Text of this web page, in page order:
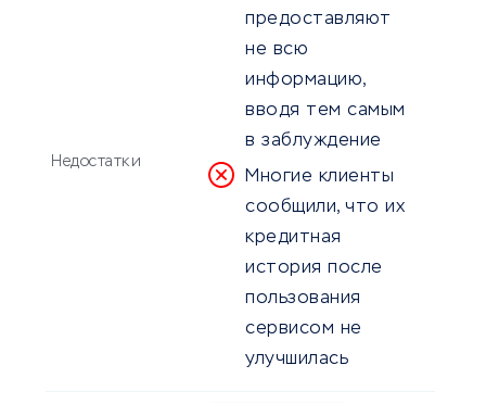
Недостатки
предоставляют
не всю
информацию,
вводя тем самым
в заблуждение
Многие клиенты
сообщили, что их
кредитная
история после
пользования
сервисом не
улучшилась